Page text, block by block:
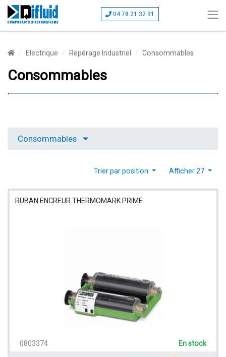
04 78 21 32 91
Electrique Repérage Industriel Consommables
Consommables
Consommables
Afficher 27
Trier par position
RUBAN ENCREUR THERMOMARK PRIME
0803374 En stock